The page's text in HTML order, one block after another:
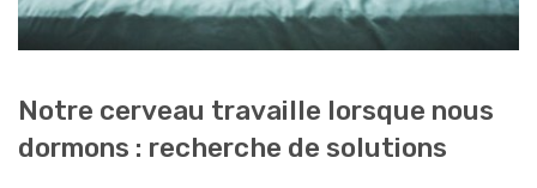
Notre cerveau travaille lorsque nous
dormons : recherche de solutions